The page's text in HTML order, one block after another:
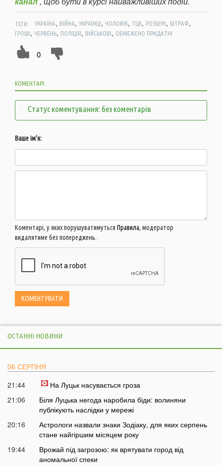
ТЕГИ: УКРАЇНА, ВІЙНА, УКРАЇНЦІ, ЧОЛОВІК, ТЦК, РОЗШУК, ШТРАФ,
ГРОШІ, ЧЕРВЕНЬ, ПОЛІЦІЯ, ВІЙСЬКОВІ, ОБМЕЖЕНО ПРИДАТНІ
0
КОМЕНТАРІ:
Статус коментування: без коментарів
Ваше ім'я:
Коментарі, у яких порушуватимуться Правила, модератор
видалятиме без попереджень.
ОСТАННІ НОВИНИ
06 СЕРПНЯ
21:44
На Луцьк насувається гроза
21:06
Біля Луцька негода наробила біди: волиняни
публікують наслідки у мережі
20:16
Астрологи назвали знаки Зодіаку, для яких серпень
стане найгіршим місяцем року
19:44
Врожай під загрозою: як врятувати город від
аномальної спеки